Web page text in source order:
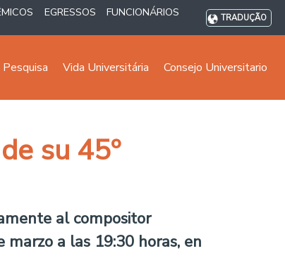
EGRESSOS FUNCIONÁRIOS TRADUÇÃO
Pesquisa Vida Universitária Consejo Universitario
su 45º
al compositor
a las 19:30 horas, en